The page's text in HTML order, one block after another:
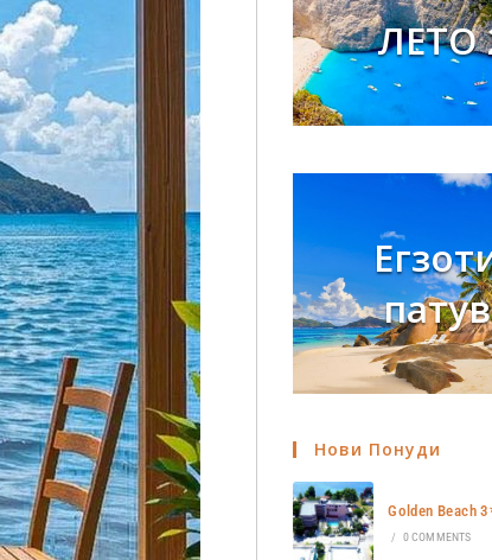
ЛЕТО
Нови Понуди
Golden Beach
/ 0 COMMENTS